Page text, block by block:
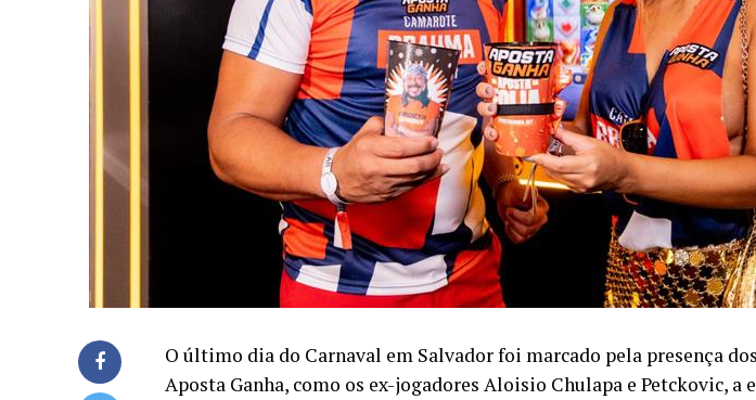
O último dia do Carnaval em Salvador foi marcado pela presença
Aposta Ganha, como os ex-jogadores Aloisio Chulapa e Petckovic, a